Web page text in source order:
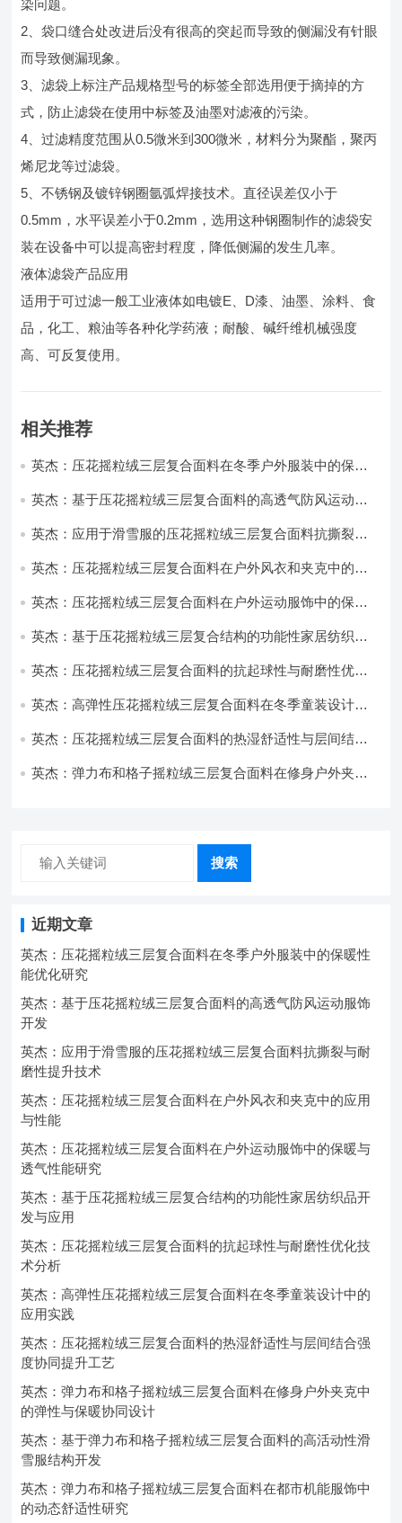
染问题。
2、袋口缝合处改进后没有很高的突起而导致的侧漏没有针眼
而导致侧漏现象。
3、滤袋上标注产品规格型号的标签全部选用便于摘掉的方
式，防止滤袋在使用中标签及油墨对滤液的污染。
4、过滤精度范围从0.5微米到300微米，材料分为聚酯，聚丙
烯尼龙等过滤袋。
5、不锈钢及镀锌钢圈氩弧焊接技术。直径误差仅小于
0.5mm，水平误差小于0.2mm，选用这种钢圈制作的滤袋安
装在设备中可以提高密封程度，降低侧漏的发生几率。
液体滤袋产品应用
适用于可过滤一般工业液体如电镀E、D漆、油墨、涂料、食
品，化工、粮油等各种化学药液；耐酸、碱纤维机械强度
高、可反复使用。
相关推荐
英杰：压花摇粒绒三层复合面料在冬季户外服装中的保暖
英杰：基于压花摇粒绒三层复合面料的高透气防风运动服
英杰：应用于滑雪服的压花摇粒绒三层复合面料抗撕裂与
英杰：压花摇粒绒三层复合面料在户外风衣和夹克中的应
英杰：压花摇粒绒三层复合面料在户外运动服饰中的保暖
英杰：基于压花摇粒绒三层复合结构的功能性家居纺织品
英杰：压花摇粒绒三层复合面料的抗起球性与耐磨性优化
英杰：高弹性压花摇粒绒三层复合面料在冬季童装设计中
英杰：压花摇粒绒三层复合面料的热湿舒适性与层间结合
英杰：弹力布和格子摇粒绒三层复合面料在修身户外夹克
搜索
近期文章
英杰：压花摇粒绒三层复合面料在冬季户外服装中的保暖性
能优化研究
英杰：基于压花摇粒绒三层复合面料的高透气防风运动服饰
开发
英杰：应用于滑雪服的压花摇粒绒三层复合面料抗撕裂与耐
磨性提升技术
英杰：压花摇粒绒三层复合面料在户外风衣和夹克中的应用
与性能
英杰：压花摇粒绒三层复合面料在户外运动服饰中的保暖与
透气性能研究
英杰：基于压花摇粒绒三层复合结构的功能性家居纺织品开
发与应用
英杰：压花摇粒绒三层复合面料的抗起球性与耐磨性优化技
术分析
英杰：高弹性压花摇粒绒三层复合面料在冬季童装设计中的
应用实践
英杰：压花摇粒绒三层复合面料的热湿舒适性与层间结合强
度协同提升工艺
英杰：弹力布和格子摇粒绒三层复合面料在修身户外夹克中
的弹性与保暖协同设计
英杰：基于弹力布和格子摇粒绒三层复合面料的高活动性滑
雪服结构开发
英杰：弹力布和格子摇粒绒三层复合面料在都市机能服饰中
的动态舒适性研究